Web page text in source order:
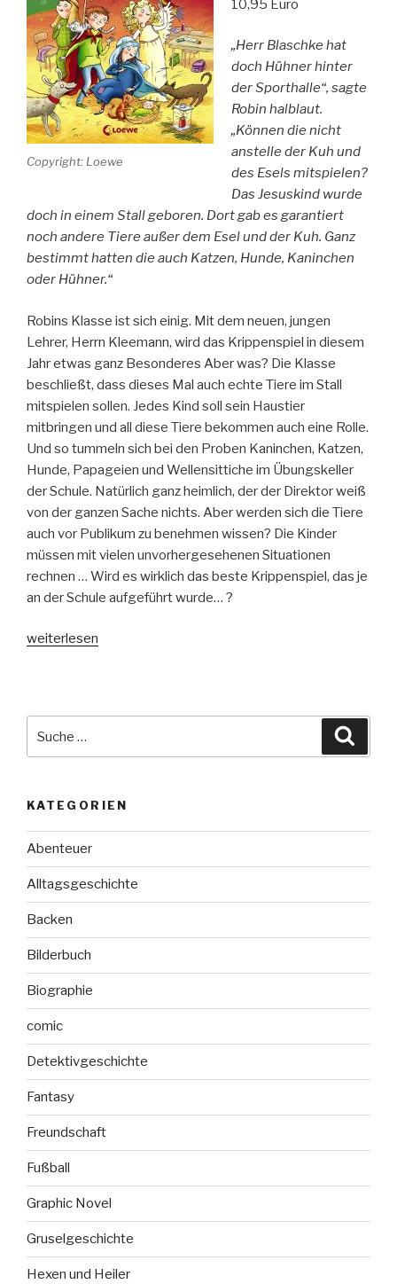
Copyright: Loewe
10,95 Euro
„Herr Blaschke hat
doch Hühner hinter
der Sporthalle“, sagte
Robin halblaut.
„Können die nicht
anstelle der Kuh und
des Esels mitspielen?
Das Jesuskind wurde
doch in einem Stall geboren. Dort gab es garantiert
noch andere Tiere außer dem Esel und der Kuh. Ganz
bestimmt hatten die auch Katzen, Hunde, Kaninchen
oder Hühner.“
Robins Klasse ist sich einig. Mit dem neuen, jungen
Lehrer, Herrn Kleemann, wird das Krippenspiel in diesem
Jahr etwas ganz Besonderes Aber was? Die Klasse
beschließt, dass dieses Mal auch echte Tiere im Stall
mitspielen sollen. Jedes Kind soll sein Haustier
mitbringen und all diese Tiere bekommen auch eine Rolle.
Und so tummeln sich bei den Proben Kaninchen, Katzen,
Hunde, Papageien und Wellensittiche im Übungskeller
der Schule. Natürlich ganz heimlich, der der Direktor weiß
von der ganzen Sache nichts. Aber werden sich die Tiere
auch vor Publikum zu benehmen wissen? Die Kinder
müssen mit vielen unvorhergesehenen Situationen
rechnen … Wird es wirklich das beste Krippenspiel, das je
an der Schule aufgeführt wurde… ?
„Vom
bellt
es
Eine
Weihnachtsgeschichte
in
24
Kapiteln“
weiterlesen
nach:
KATEGORIEN
Abenteuer
Alltagsgeschichte
Backen
Bilderbuch
Biographie
comic
Detektivgeschichte
Fantasy
Freundschaft
Fußball
Graphic Novel
Gruselgeschichte
Hexen und Heiler